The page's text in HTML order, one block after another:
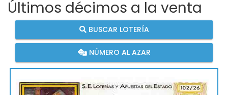
Últimos décimos a la venta
BUSCAR LOTERÍA
NÚMERO AL AZAR